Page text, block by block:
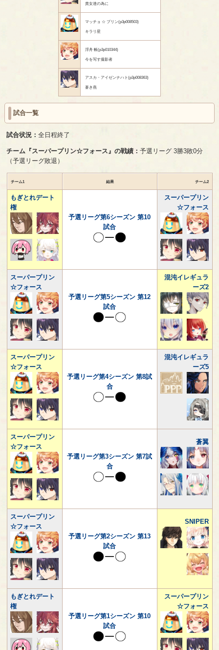
貴女達の為に
マッチョ ☆ プリン(p3p008503)
キラリ星
浮舟 帳(p3p010344)
今を写す撮影者
アスカ・アイゼンナハト(p3p008363)
蒼き燕
試合一覧
試合状況：全日程終了
チーム『スーパープリン☆フォース』の戦績：予選リーグ 3勝3敗0分
（予選リーグ敗退）
チーム1 結果 チーム2
もぎとれデート
権
予選リーグ第6シーズン 第10
試合
スーパープリン
☆フォース
スーパープリン
☆フォース
予選リーグ第5シーズン 第12
試合
混沌イレギュラ
ーズ2
スーパープリン
☆フォース
予選リーグ第4シーズン 第8試
合
混沌イレギュラ
ーズ5
スーパープリン
☆フォース
予選リーグ第3シーズン 第7試
合
蒼翼
スーパープリン
☆フォース
予選リーグ第2シーズン 第13
試合
SNIPER
もぎとれデート
権
予選リーグ第1シーズン 第10
試合
スーパープリン
☆フォース